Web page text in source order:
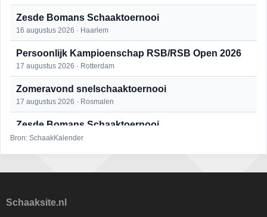
Zesde Bomans Schaaktoernooi
16 augustus 2026 · Haarlem
Persoonlijk Kampioenschap RSB/RSB Open 2026
17 augustus 2026 · Rotterdam
Zomeravond snelschaaktoernooi
17 augustus 2026 · Rosmalen
Zesde Bomans Schaaktoernooi
17 augustus 2026 · Haarlem
18 augustus 2026 · Rosmalen
18 augustus 2026 · Rotterdam
Bron: SchaakKalender
Schaaksite.nl